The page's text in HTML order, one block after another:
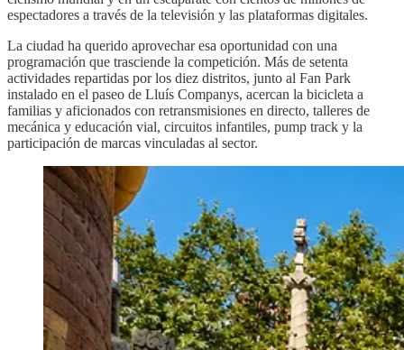
espectadores a través de la televisión y las plataformas digitales.
La ciudad ha querido aprovechar esa oportunidad con una
programación que trasciende la competición. Más de setenta
actividades repartidas por los diez distritos, junto al Fan Park
instalado en el paseo de Lluís Companys, acercan la bicicleta a
familias y aficionados con retransmisiones en directo, talleres de
mecánica y educación vial, circuitos infantiles, pump track y la
participación de marcas vinculadas al sector.